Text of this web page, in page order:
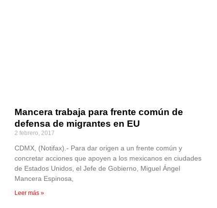
Mancera trabaja para frente común de
defensa de migrantes en EU
2 febrero, 2017
CDMX, (Notifax).- Para dar origen a un frente común y
concretar acciones que apoyen a los mexicanos en ciudades
de Estados Unidos, el Jefe de Gobierno, Miguel Ángel
Mancera Espinosa,
Leer más »